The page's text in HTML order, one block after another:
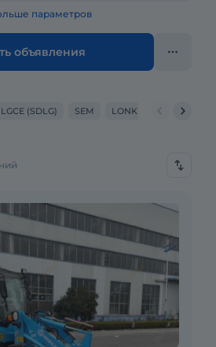
параметров
объявления
LGCE (SDLG) SEM LONKING LIUGONG